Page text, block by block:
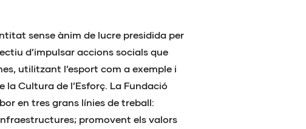
sense ànim de lucre presidida per
d’impulsar accions socials que
utilitzant l’esport com a exemple i
la Cultura de l’Esforç. La Fundació
en tres grans línies de treball:
promovent els valors